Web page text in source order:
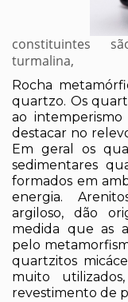
constituintes
turmalina,
Rocha
quartzo. Os
ao
destacar no
Em geral os
sedimentares
formados em
energia.
argiloso, dão
medida que as
pelo
quartzitos
muito
revestimento de